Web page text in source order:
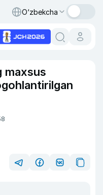
O‘zbekcha
maxsus